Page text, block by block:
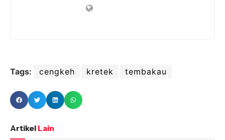
Tags: cengkeh kretek tembakau
Artikel Lain